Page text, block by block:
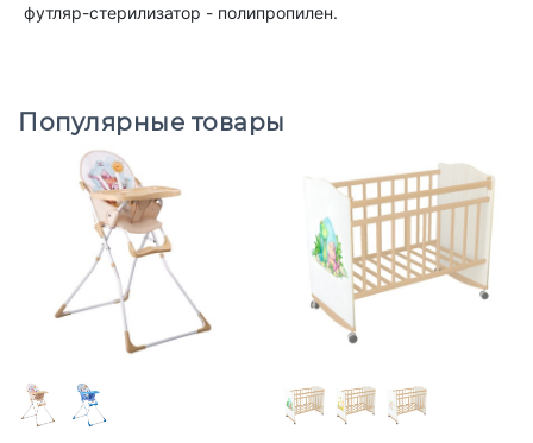
футляр-стерилизатор - полипропилен.
Популярные товары